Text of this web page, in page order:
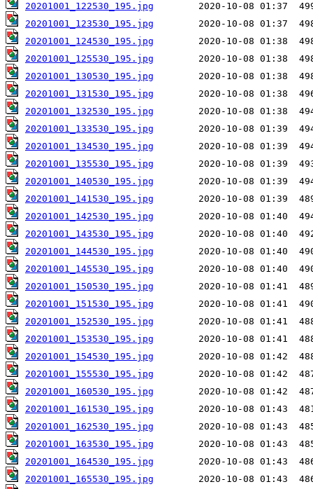
20201001_122530_195.jpg
20201001_123530_195.jpg
20201001_124530_195.jpg
20201001_125530_195.jpg
20201001_130530_195.jpg
20201001_131530_195.jpg
20201001_132530_195.jpg
20201001_133530_195.jpg
20201001_134530_195.jpg
20201001_135530_195.jpg
20201001_140530_195.jpg
20201001_141530_195.jpg
20201001_142530_195.jpg
20201001_143530_195.jpg
20201001_144530_195.jpg
20201001_145530_195.jpg
20201001_150530_195.jpg
20201001_151530_195.jpg
20201001_152530_195.jpg
20201001_153530_195.jpg
20201001_154530_195.jpg
20201001_155530_195.jpg
20201001_160530_195.jpg
20201001_161530_195.jpg
20201001_162530_195.jpg
20201001_163530_195.jpg
20201001_164530_195.jpg
20201001_165530_195.jpg